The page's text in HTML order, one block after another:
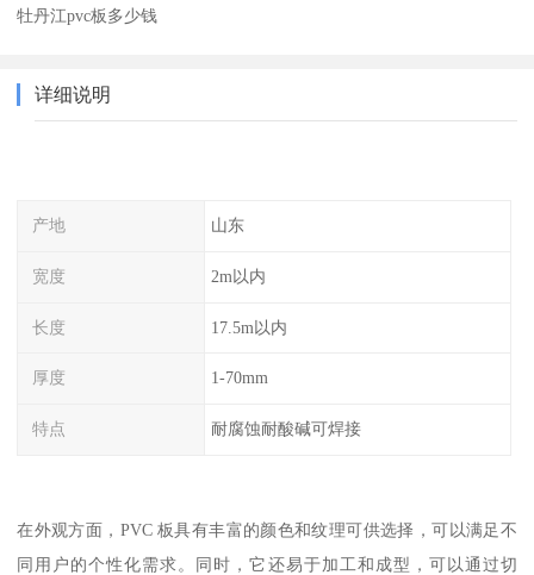
牡丹江pvc板多少钱
详细说明
产地 山东
宽度 2m以内
长度 17.5m以内
厚度 1-70mm
特点 耐腐蚀耐酸碱可焊接
在外观方面，PVC 板具有丰富的颜色和纹理可供选择，可以满足不
同用户的个性化需求。同时，它还易于加工和成型，可以通过切